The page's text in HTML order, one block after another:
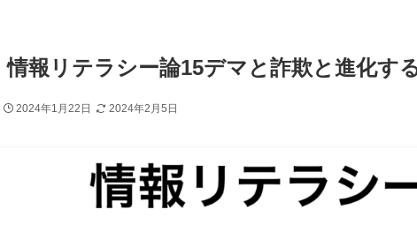
情報リテラシー論15デマと詐欺と進化す
2024年1月22日 2024年2月5日